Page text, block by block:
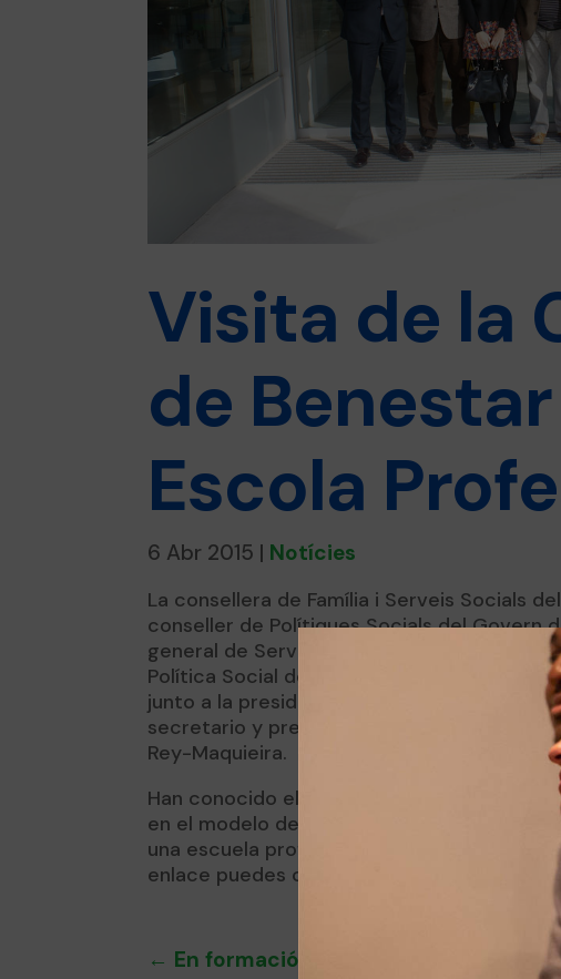
Visita de la
de
Escola
6 Abr 2015 | Notícies
La consellera de Família i Serveis Socials
conseller de Polítiques Socials del Govern
general de Serveis Socials del Govern,
Política Social de Navarra, Mariano Oto,
junto a la presidenta de Amadip Esment
secretario y presidente Feaps Balears,
Rey-Maquieira.
Han conocido el funcionamiento de las
en el modelo de formación dual que
una escuela profesional especializada en
enlace puedes consultar la nota de prensa
← En formación para formación